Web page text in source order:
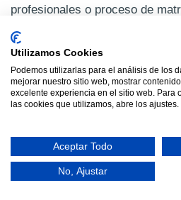
profesionales o proceso de
llamar al
del certificado es Beatriz
DEFOIN Castilla-La Mancha. El
9:00 a 15:00h.
Utilizamos Cookies
Podemos utilizarlas para el análisis de los
mejorar nuestro sitio web, mostrar
excelente experiencia en el sitio web. Para
las cookies que utilizamos, abre los ajustes.
Aceptar Todo
No, Ajustar